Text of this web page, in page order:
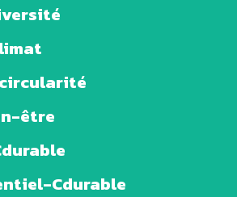
être
Cdurable